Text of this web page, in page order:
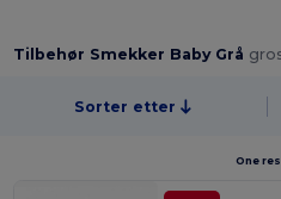
Tilbehør Smekker Baby Grå
Sorter etter
One